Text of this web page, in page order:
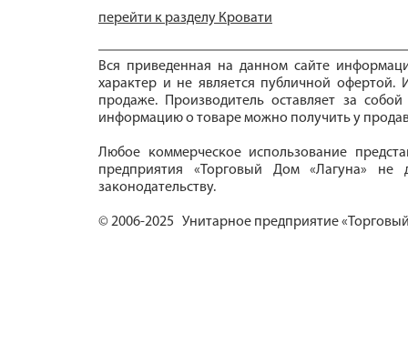
перейти к разделу Кровати
Вся приведенная на данном сайте
характер и не является публичной офертой.
продаже. Производитель оставляет за
информацию о товаре можно получить у
Любое коммерческое использование
предприятия «Торговый Дом «Лагуна» не
законодательству.
© 2006-2025 Унитарное предприятие